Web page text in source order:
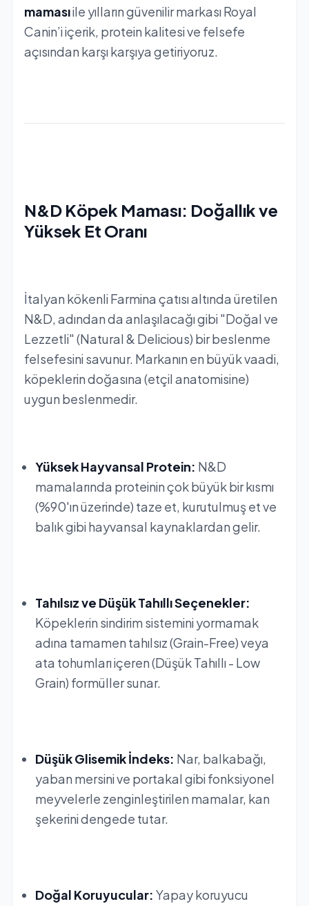
mamasıile yılların güvenilir markası Royal
Canin’i içerik, protein kalitesi ve felsefe
açısından karşı karşıya getiriyoruz.
N&D Köpek Maması: Doğallık ve
Yüksek Et Oranı
İtalyan kökenli Farmina çatısı altında üretilen
N&D, adından da anlaşılacağı gibi "Doğal ve
Lezzetli" (Natural & Delicious) bir beslenme
felsefesini savunur. Markanın en büyük vaadi,
köpeklerin doğasına (etçil anatomisine)
uygun beslenmedir.
Yüksek Hayvansal Protein: N&D
mamalarında proteinin çok büyük bir kısmı
(%90'ın üzerinde) taze et, kurutulmuş et ve
balık gibi hayvansal kaynaklardan gelir.
Tahılsız ve Düşük Tahıllı Seçenekler:
Köpeklerin sindirim sistemini yormamak
adına tamamen tahılsız (Grain-Free) veya
ata tohumları içeren (Düşük Tahıllı - Low
Grain) formüller sunar.
Düşük Glisemik İndeks: Nar, balkabağı,
yaban mersini ve portakal gibi fonksiyonel
meyvelerle zenginleştirilen mamalar, kan
şekerini dengede tutar.
Doğal Koruyucular: Yapay koruyucu